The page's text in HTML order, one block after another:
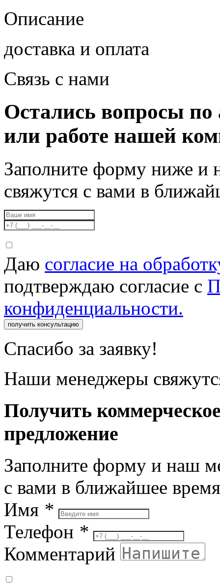
Описание
доставка и оплата
Связь с нами
Остались вопросы по
или работе нашей
Заполните форму ниже и
свяжутся с вами в
Даю согласие на
подтверждаю согласие с
конфиденциальности.
получить консультацию
Спасибо за заявку!
Наши менеджеры
Получить
предложение
Заполните форму и наш
с вами в ближайшее время
Имя *
Телефон *
Комментарий